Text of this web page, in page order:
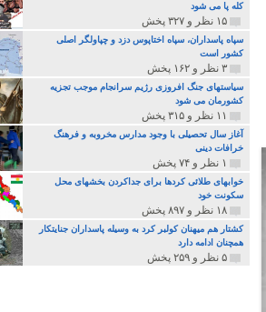
کله پا می شود
۱۵ نظر و ۳۲۷ پخش
سپاه پاسداران، سپاه اختاپوس دزد و چپاولگر اصلی
کشور است
۳ نظر و ۱۶۲ پخش
سیاستهای جنگ افروزی رژیم سرانجام موجب تجزیه
کشورمان می شود
۱۱ نظر و ۳۱۵ پخش
آغاز سال تحصیلی با وجود مدارس مخروبه و فرهنگ
خرافات دینی
۱ نظر و ۷۴ پخش
خوابهای طلائی کردها برای جداکردن بخشهای محل
سکونت خود
۱۸ نظر و ۸۹۷ پخش
کشتار هم میهنان کولبر کرد به وسیله پاسداران جنایتکار
همچنان ادامه دارد
۵ نظر و ۲۵۹ پخش